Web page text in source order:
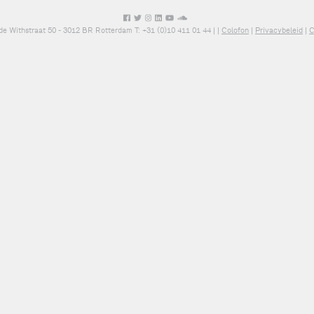
Withstraat 50 - 3012 BR Rotterdam T: +31 (0)10 411 01 44 | Colofon| Privacybeleid